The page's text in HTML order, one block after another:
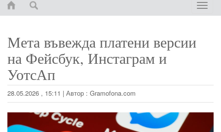
Toggle
Мета въвежда платени версии
на Фейсбук, Инстаграм и
УотсАп
28.05.2026 , 15:11 | Автор : Gramofona.com